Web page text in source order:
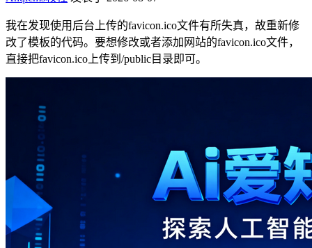
我在发现使用后台上传的favicon.ico文件有所失真，故重新修
改了模板的代码。要想修改或者添加网站的favicon.ico文件，
直接把favicon.ico上传到/public目录即可。